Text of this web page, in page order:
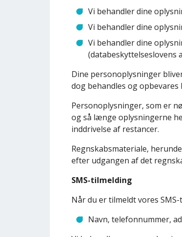
Vi behandler dine
Vi behandler dine
Vi behandler dine
(databeskyttelseslovens
Dine personoplysninger
dog behandles og
Personoplysninger, som er
og så længe oplysningerne
inddrivelse af restancer.
Regnskabsmateriale,
efter udgangen af det
SMS-tilmelding
Når du er tilmeldt vores
Navn, telefonnummer,